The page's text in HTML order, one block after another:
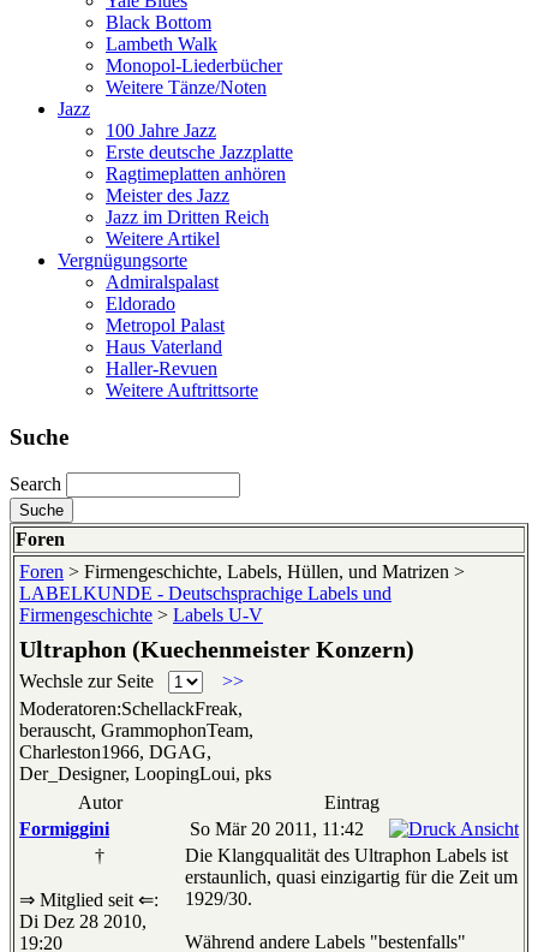
Black Bottom
Lambeth Walk
Monopol-Liederbücher
Weitere Tänze/Noten
Jazz
100 Jahre Jazz
Erste deutsche Jazzplatte
Ragtimeplatten anhören
Meister des Jazz
Jazz im Dritten Reich
Weitere Artikel
Vergnügungsorte
Admiralspalast
Eldorado
Metropol Palast
Haus Vaterland
Haller-Revuen
Weitere Auftrittsorte
Suche
Search
Foren
Foren > Firmengeschichte, Labels, Hüllen, und Matrizen >
LABELKUNDE - Deutschsprachige Labels und
Firmengeschichte > Labels U-V
Ultraphon (Kuechenmeister Konzern)
Wechsle zur Seite
>>
Moderatoren:SchellackFreak,
berauscht, GrammophonTeam,
Charleston1966, DGAG,
Der_Designer, LoopingLoui, pks
Autor
Eintrag
Formiggini
So Mär 20 2011, 11:42
†
⇒ Mitglied seit ⇐:
Di Dez 28 2010,
19:20
Die Klangqualität des Ultraphon Labels ist
erstaunlich, quasi einzigartig für die Zeit um
1929/30.
Während andere Labels "bestenfalls"